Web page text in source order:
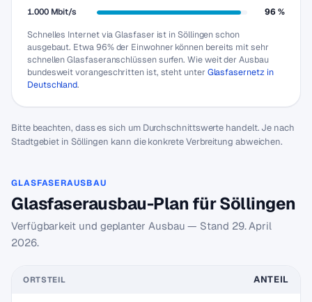
1.000 Mbit/s
96 %
Schnelles Internet via Glasfaser ist in Söllingen schon
ausgebaut. Etwa 96% der Einwohner können bereits mit sehr
schnellen Glasfaseranschlüssen surfen. Wie weit der Ausbau
bundesweit vorangeschritten ist, steht unter Glasfasernetz in
Deutschland.
Bitte beachten, dass es sich um Durchschnittswerte handelt. Je nach
Stadtgebiet in Söllingen kann die konkrete Verbreitung abweichen.
GLASFASERAUSBAU
Glasfaserausbau-Plan für Söllingen
Verfügbarkeit und geplanter Ausbau — Stand 29. April
2026.
ORTSTEIL ANTEIL